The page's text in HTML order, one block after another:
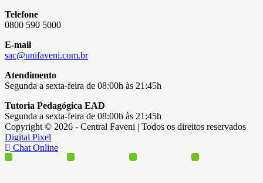
Telefone
0800 590 5000
E-mail
sac@unifaveni.com.br
Atendimento
Segunda a sexta-feira de 08:00h às 21:45h
Tutoria Pedagógica EAD
Segunda a sexta-feira de 08:00h às 21:45h
Copyright © 2026 - Central Faveni | Todos os direitos reservados
Digital Pixel
Chat Online